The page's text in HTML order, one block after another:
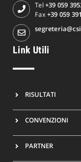
Tel+39 059
Fax+39 059
Link Utili
RISULTATI
CONVENZIONI
PARTNER